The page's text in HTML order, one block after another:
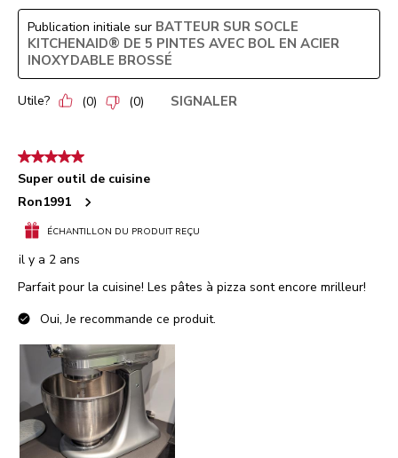
Publication initiale sur BATTEUR SUR SOCLE
KITCHENAID® DE 5 PINTES AVEC BOL EN ACIER
INOXYDABLE BROSSÉ
Utile? (0) (0) SIGNALER
5 étoile(s) sur 5.
Super outil de cuisine
Ron1991
ÉCHANTILLON DU PRODUIT REÇU
il y a 2 ans
Parfait pour la cuisine! Les pâtes à pizza sont encore mrilleur!
Oui, Je recommande ce produit.